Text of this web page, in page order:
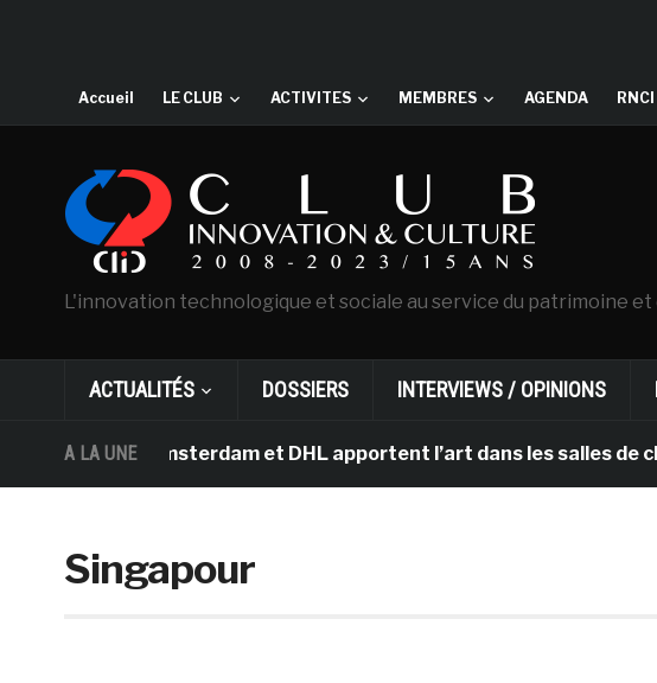
Accueil LE CLUB ACTIVITES MEMBRES AGENDA RNCI
L'innovation technologique et sociale au service du patrimoine et
ACTUALITÉS DOSSIERS INTERVIEWS / OPINIONS
A LA UNE
Gogh d’Amsterdam et DHL apportent l’art dans les salles de classe
Singapour